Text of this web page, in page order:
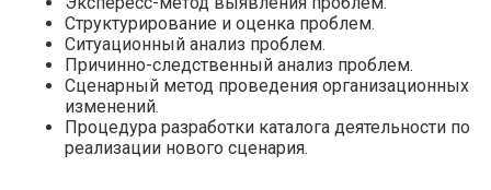
Структурирование и оценка проблем.
Ситуационный анализ проблем.
Причинно-следственный анализ проблем.
Сценарный метод проведения организационных
изменений.
Процедура разработки каталога деятельности по
реализации нового сценария.